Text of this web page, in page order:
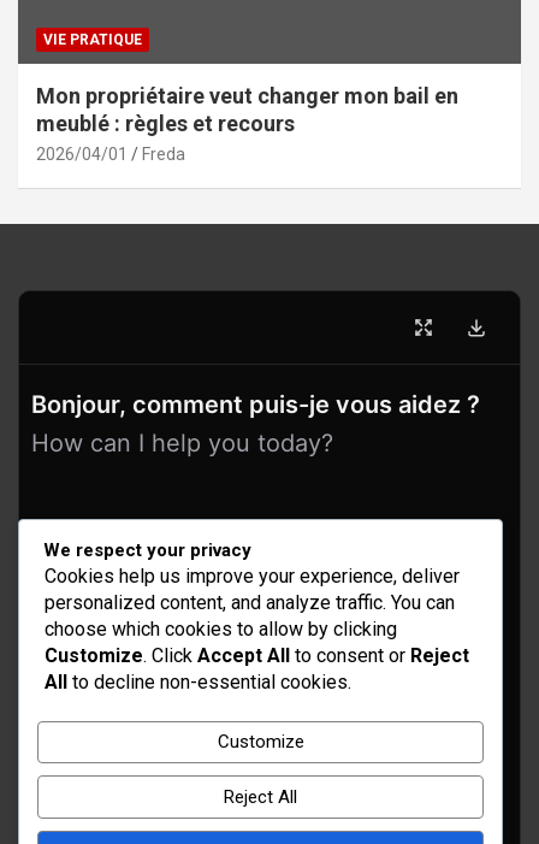
VIE PRATIQUE
Mon propriétaire veut changer mon bail en
meublé : règles et recours
2026/04/01 Freda
Bonjour, comment puis-je vous aidez ?
How can I help you today?
Idées d’aménagement et déco
Conseil bricolage et jardinage
Choix d'outillage et de matériaux
We respect your privacy
Cookies help us improve your experience, deliver
personalized content, and analyze traffic. You can
choose which cookies to allow by clicking
Customize. Click Accept All to consent or Reject
All to decline non-essential cookies.
Customize
Reject All